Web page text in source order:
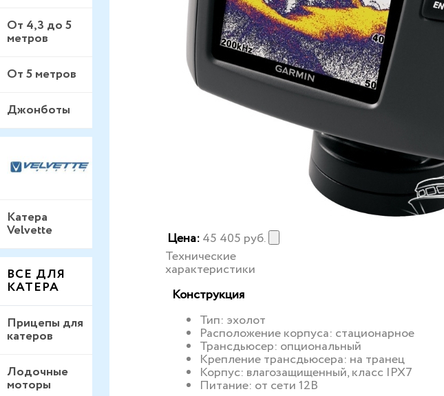
От 4,3 до 5
метров
От 5 метров
Джонботы
Катера
Velvette
ВСЕ ДЛЯ
КАТЕРА
Прицепы для
катеров
Лодочные
моторы
Цена: 45 405 руб.
Технические
характеристики
Конструкция
Тип: эхолот
Расположение корпуса: стационарное
Трансдьюсер: опциональный
Крепление трансдьюсера: на транец
Корпус: влагозащищенный, класс IPX7
Питание: от сети 12В